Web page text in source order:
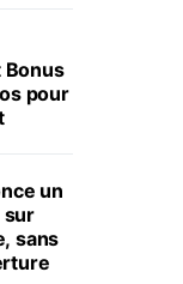
Bonus
pour
un
sur
sans